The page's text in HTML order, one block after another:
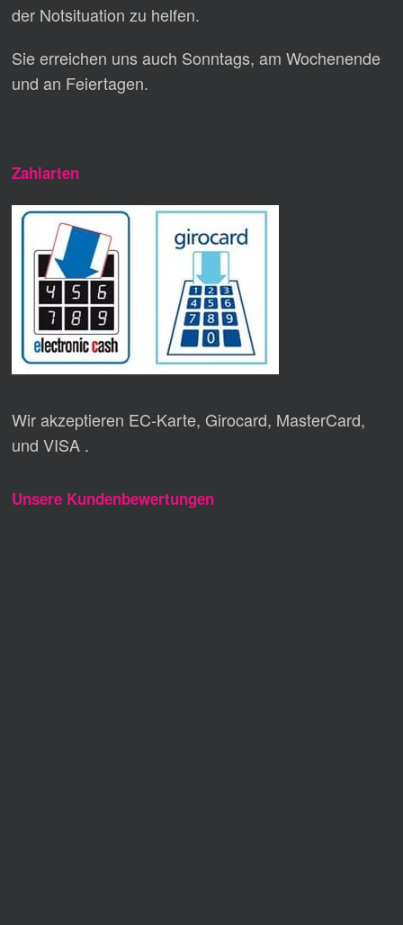
der Notsituation zu helfen.
Sie erreichen uns auch Sonntags, am Wochenende
und an Feiertagen.
Zahlarten
Wir akzeptieren EC-Karte, Girocard, MasterCard,
und VISA .
Unsere Kundenbewertungen